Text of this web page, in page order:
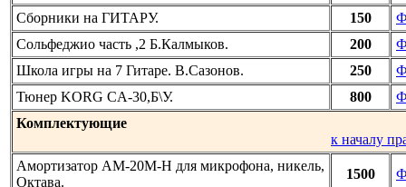
Сборники на ГИТАРУ.
150
Сольфеджио часть ,2 Б.Калмыков.
200
Школа игры на 7 Гитаре. В.Сазонов.
250
Тюнер KORG CA-30,Б\У.
800
Комплектующие
к началу
Амортизатор АМ-20М-Н для микрофона, никель,
Октава.
1500